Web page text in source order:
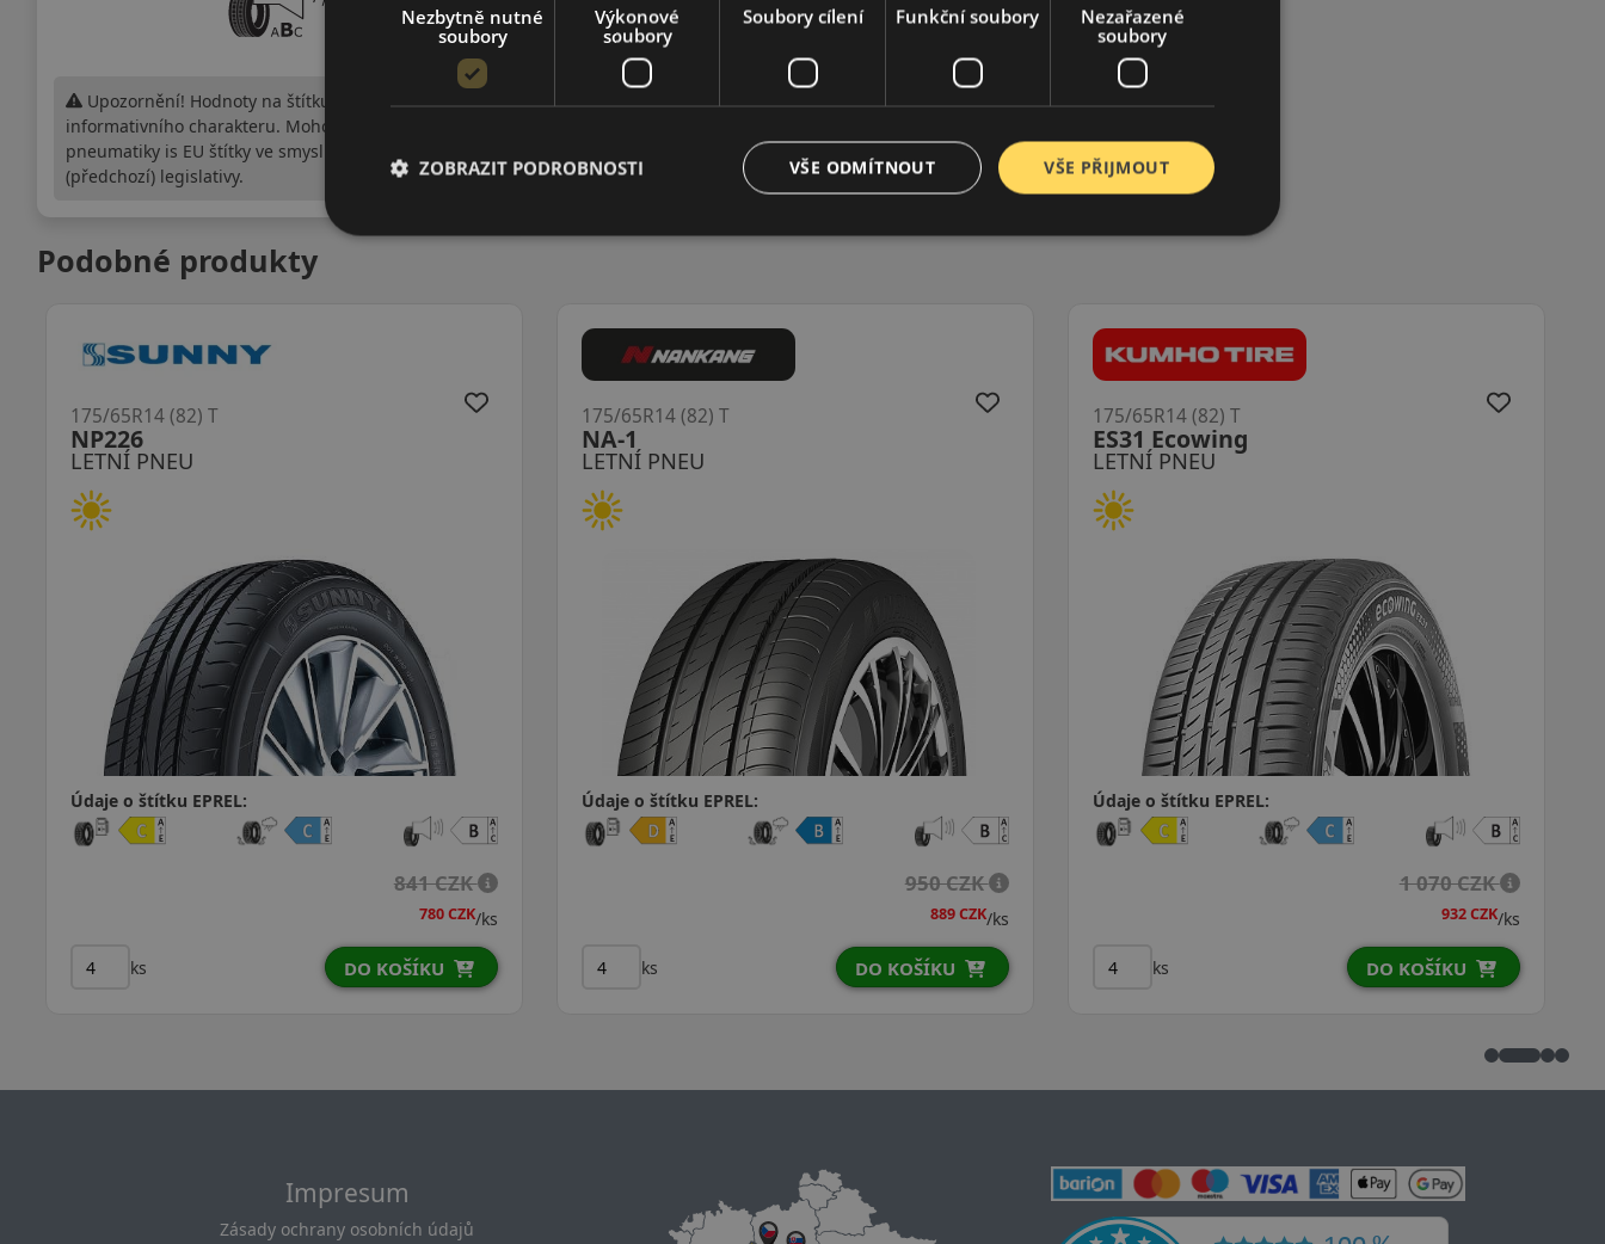
Upozornění! Hodnoty na štítku jsou pouze
informativního charakteru. Mohou být dodány
pneumatiky is EU štítky ve smyslu dosud platné
(předchozí) legislativy.
Podobné produkty
LETNÍ PNEU
LK41 G Fit EQ
175/65R14 (82) T
Údaje o štítku EPREL:
1 043 CZK/ks
ks DO KOŠÍKU
LETNÍ PNEU
LK41 G Fit EQ+
175/65R14 (82) T
Údaje o štítku EPREL:
1 090 CZK
1 050 CZK/ks
ks DO KOŠÍKU
LETNÍ PNEU
N-Blue HD Plus
175/65R14 (82) T
Údaje o štítku EPREL:
1 068 CZK/ks
ks DO KOŠÍKU
Impresum
Zásady ochrany osobních údajů
Nezbytně nutné
soubory
Výkonové
soubory
Soubory cílení Funkční soubory
Nezařazené
soubory
VŠE PŘIJMOUT
VŠE ODMÍTNOUT
ZOBRAZIT PODROBNOSTI